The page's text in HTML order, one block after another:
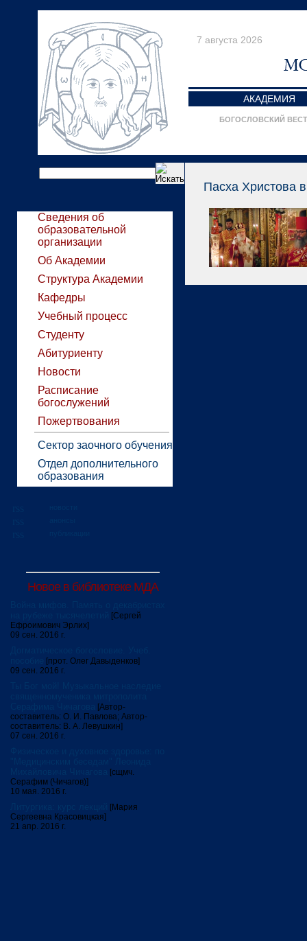
7 августа 2026
АКАДЕМИЯ
БОГОСЛОВСКИЙ
Сведения об
образовательной
организации
Об Академии
Структура Академии
Кафедры
Учебный процесс
Студенту
Абитуриенту
Новости
Расписание
богослужений
Пожертвования
Сектор заочного обучения
Отдел дополнительного
образования
Новое в библиотеке МДА
[Сергей
Ефроимович Эрлих]
09 сен. 2016 г.
[прот. Олег Давыденков]
09 сен. 2016 г.
[Автор-
составитель: О. И. Павлова; Автор-
составитель: В. А. Левушкин]
07 сен. 2016 г.
[сщмч.
Серафим (Чичагов)]
10 мая. 2016 г.
[Мария
Сергеевна Красовицкая]
21 апр. 2016 г.
Пасха Христова